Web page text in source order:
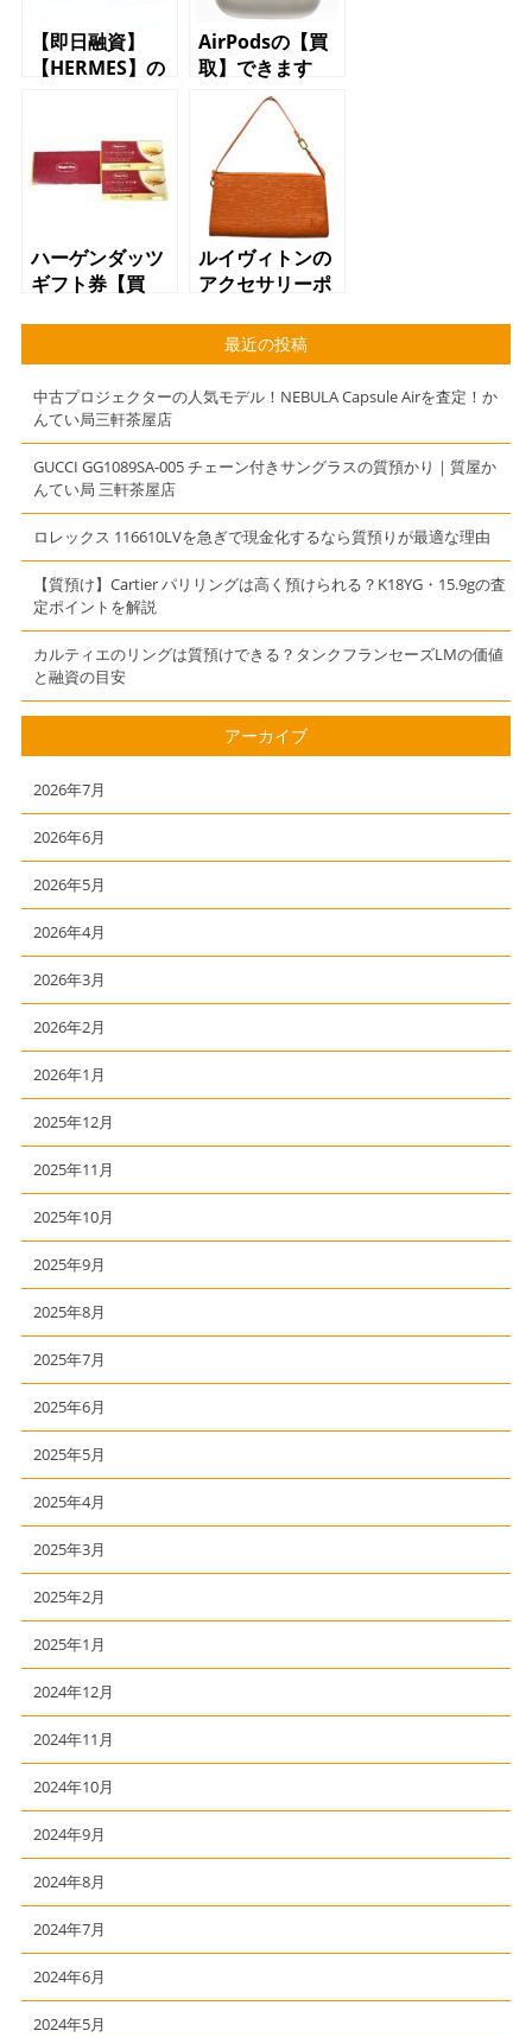
【即日融資】
【HERMES】の
す【質】【かん
てい局】【三軒
茶屋】
AirPodsの【買
取】できます
【世田谷】【三
軒茶屋】【駒
沢】【上馬】
ハーゲンダッツ
ギフト券【買
軒茶屋】【駒
沢】【上馬】
ルイヴィトンの
アクセサリーポ
きます【世田
谷】【三軒茶
屋】【駒沢】
最近の投稿
中古プロジェクターの人気モデル！NEBULA Capsule Airを査定！か
んてい局三軒茶屋店
GUCCI GG1089SA-005 チェーン付きサングラスの質預かり｜質屋か
んてい局 三軒茶屋店
ロレックス 116610LVを急ぎで現金化するなら質預りが最適な理由
【質預け】Cartier パリリングは高く預けられる？K18YG・15.9gの査
定ポイントを解説
カルティエのリングは質預けできる？タンクフランセーズLMの価値
と融資の目安
アーカイブ
2026年7月
2026年6月
2026年5月
2026年4月
2026年3月
2026年2月
2026年1月
2025年12月
2025年11月
2025年10月
2025年9月
2025年8月
2025年7月
2025年6月
2025年5月
2025年4月
2025年3月
2025年2月
2025年1月
2024年12月
2024年11月
2024年10月
2024年9月
2024年8月
2024年7月
2024年6月
2024年5月